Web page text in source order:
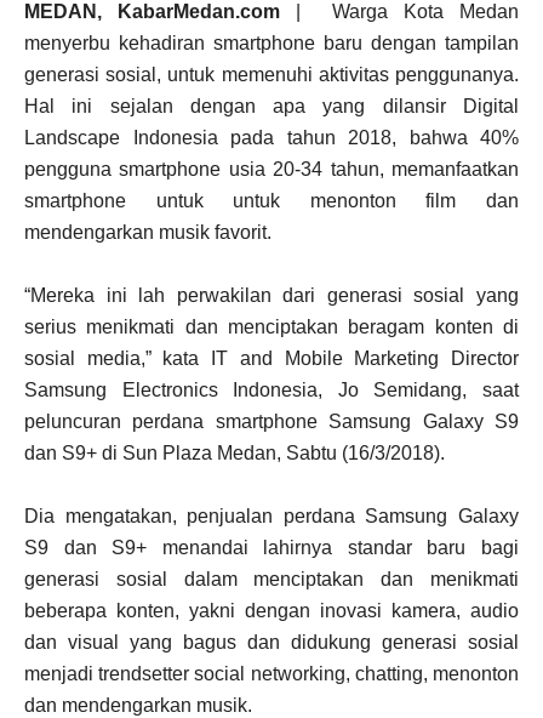
MEDAN, KabarMedan.com | Warga Kota Medan
menyerbu kehadiran smartphone baru dengan tampilan
generasi sosial, untuk memenuhi aktivitas penggunanya.
Hal ini sejalan dengan apa yang dilansir Digital
Landscape Indonesia pada tahun 2018, bahwa 40%
pengguna smartphone usia 20-34 tahun, memanfaatkan
smartphone untuk untuk menonton film dan
mendengarkan musik favorit.
“Mereka ini lah perwakilan dari generasi sosial yang
serius menikmati dan menciptakan beragam konten di
sosial media,” kata IT and Mobile Marketing Director
Samsung Electronics Indonesia, Jo Semidang, saat
peluncuran perdana smartphone Samsung Galaxy S9
dan S9+ di Sun Plaza Medan, Sabtu (16/3/2018).
Dia mengatakan, penjualan perdana Samsung Galaxy
S9 dan S9+ menandai lahirnya standar baru bagi
generasi sosial dalam menciptakan dan menikmati
beberapa konten, yakni dengan inovasi kamera, audio
dan visual yang bagus dan didukung generasi sosial
menjadi trendsetter social networking, chatting, menonton
dan mendengarkan musik.